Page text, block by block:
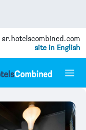
ar.hotelscombined.com
site in English